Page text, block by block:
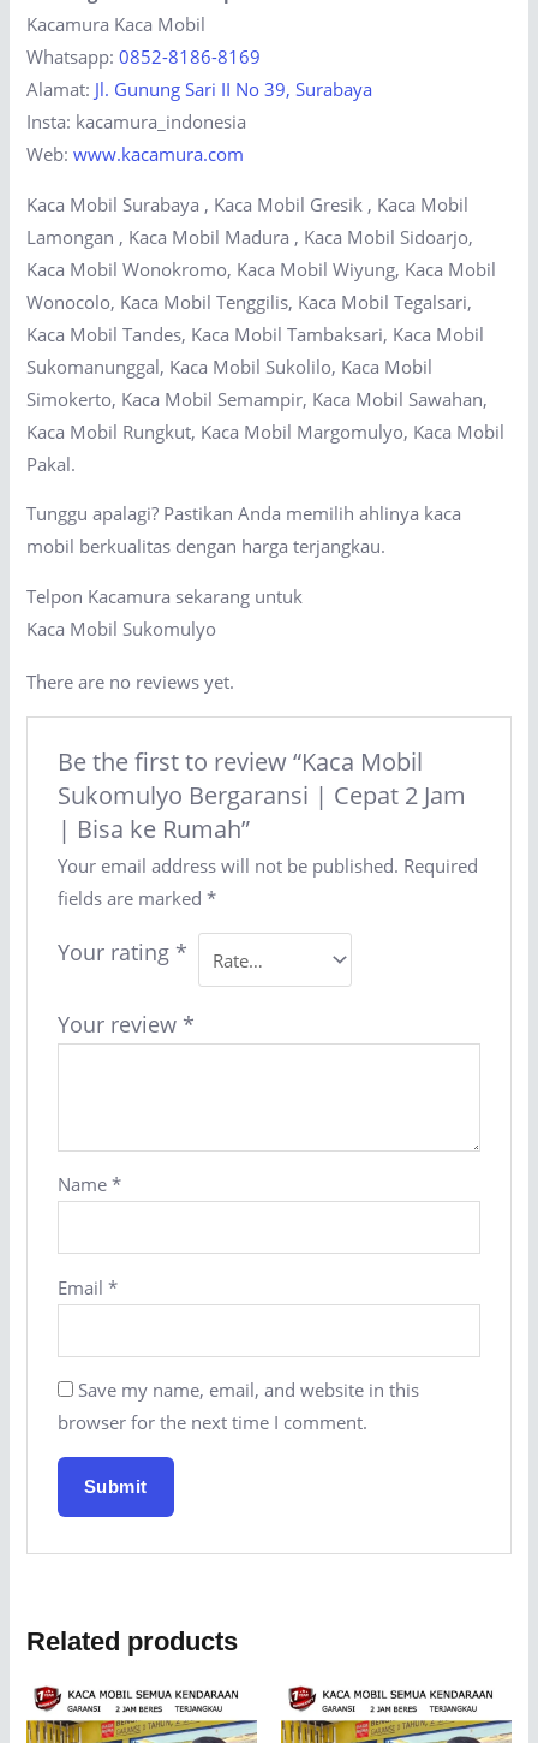
Kacamura Kaca Mobil
Whatsapp:0852-8186-8169
Alamat: Jl. Gunung Sari II No 39, Surabaya
Insta: kacamura_indonesia
Web:www.kacamura.com
Kaca Mobil Surabaya , Kaca Mobil Gresik , Kaca Mobil
Lamongan , Kaca Mobil Madura , Kaca Mobil Sidoarjo,
Kaca Mobil Wonokromo, Kaca Mobil Wiyung, Kaca Mobil
Wonocolo, Kaca Mobil Tenggilis, Kaca Mobil Tegalsari,
Kaca Mobil Tandes, Kaca Mobil Tambaksari, Kaca Mobil
Sukomanunggal, Kaca Mobil Sukolilo, Kaca Mobil
Simokerto, Kaca Mobil Semampir, Kaca Mobil Sawahan,
Kaca Mobil Rungkut, Kaca Mobil Margomulyo, Kaca Mobil
Pakal.
Tunggu apalagi? Pastikan Anda memilih ahlinya kaca
mobil berkualitas dengan harga terjangkau.
Telpon Kacamura sekarang untuk
Kaca Mobil Sukomulyo
There are no reviews yet.
Be the first to review “Kaca Mobil
Sukomulyo Bergaransi | Cepat 2 Jam
| Bisa ke Rumah”
Your email address will not be published. Required
fields are marked *
Your rating *
Your review *
Name *
Email *
Save my name, email, and website in this
browser for the next time I comment.
Related products